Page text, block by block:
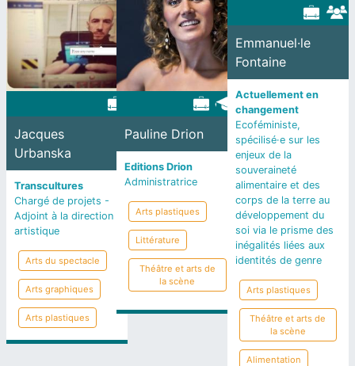
Jacques
Urbanska
Transcultures
Chargé de projets -
Adjoint à la direction
artistique
Arts du spectacle
Arts graphiques
Arts plastiques
Pauline Drion
Editions Drion
Administratrice
Arts plastiques
Littérature
Théâtre et arts de
la scène
Emmanuel·le
Fontaine
Actuellement en
changement
Ecoféministe,
spécilisé·e sur les
enjeux de la
souveraineté
alimentaire et des
corps de la terre au
développement du
soi via le prisme des
inégalités liées aux
identités de genre
Arts plastiques
Théâtre et arts de
la scène
Alimentation